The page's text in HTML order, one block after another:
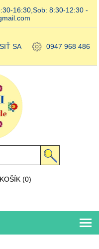
16:30,Sob: 8:30-12:30 -
SA 0947 968 486
(0)